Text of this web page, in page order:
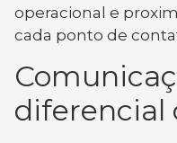
operacional e
cada ponto de